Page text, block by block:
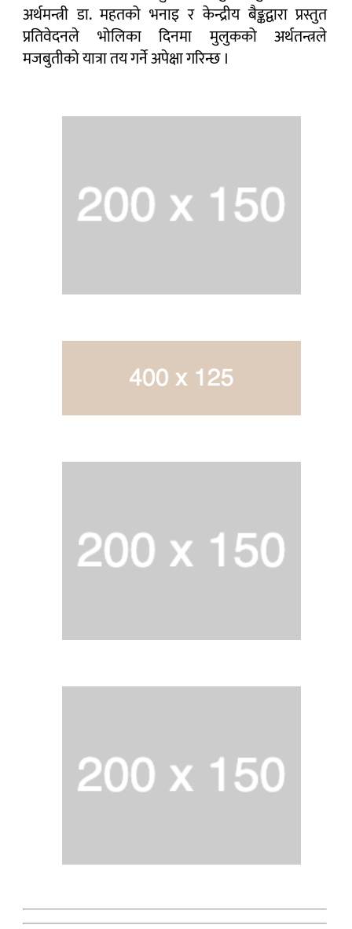
अर्थमन्त्री डा. महतको भनाइ र केन्द्रीय बैङ्कद्वारा प्रस्तुत
प्रतिवेदनले भोलिका दिनमा मुलुकको अर्थतन्त्रले
मजबुतीको यात्रा तय गर्ने अपेक्षा गरिन्छ ।